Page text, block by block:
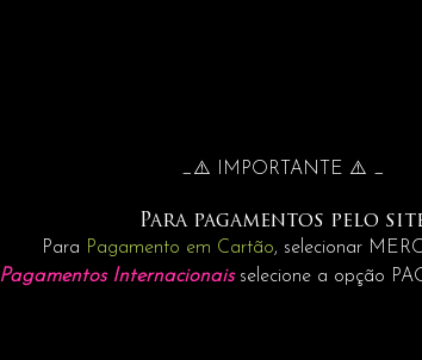
_⚠️ IMPORTANTE ⚠️ _
Para pagamentos pelo
Para Pagamento em Cartão, selecionar
Pagamentos Internacionais selecione a opção